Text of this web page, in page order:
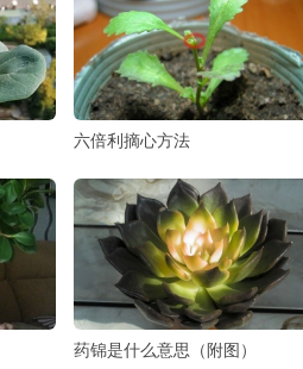
六倍利摘心方法
药锦是什么意思（附图）